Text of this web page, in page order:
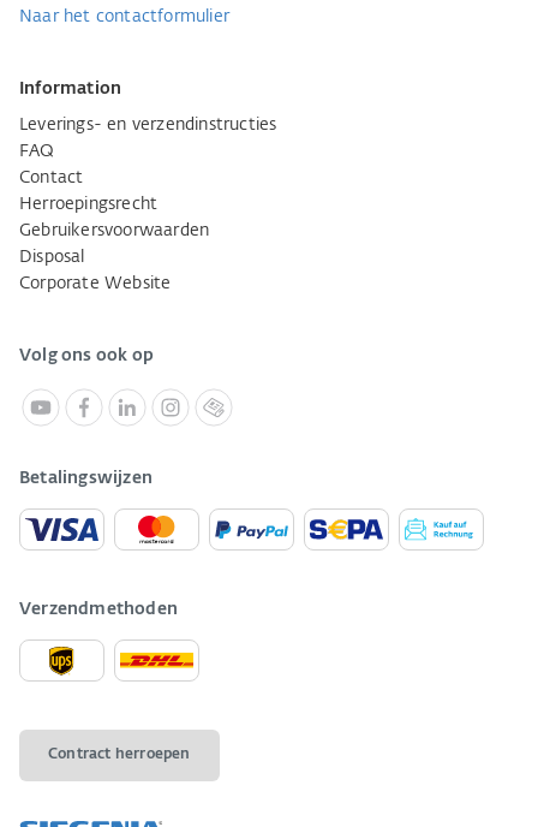
Naar het contactformulier
Information
Leverings- en verzendinstructies
FAQ
Contact
Herroepingsrecht
Gebruikersvoorwaarden
Disposal
Corporate Website
Volg ons ook op
Betalingswijzen
Verzendmethoden
Contract herroepen